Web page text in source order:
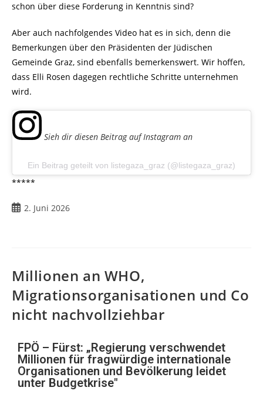
schon über diese Forderung in Kenntnis sind?
Aber auch nachfolgendes Video hat es in sich, denn die
Bemerkungen über den Präsidenten der Jüdischen
Gemeinde Graz, sind ebenfalls bemerkenswert. Wir hoffen,
dass Elli Rosen dagegen rechtliche Schritte unternehmen
wird.
Sieh dir diesen Beitrag auf Instagram an
Ein Beitrag geteilt von listegaza_graz (@listegaza_graz)
*****
2. Juni 2026
Millionen an WHO,
Migrationsorganisationen und Co
nicht nachvollziehbar
FPÖ – Fürst: „Regierung verschwendet
Millionen für fragwürdige internationale
Organisationen und Bevölkerung leidet
unter Budgetkrise"